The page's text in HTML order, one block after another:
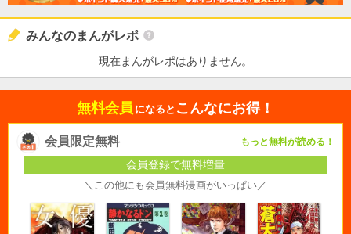
みんなのまんがレポ
現在まんがレポはありません。
無料会員 になると こんなにお得！
会員限定無料 もっと無料が読める！
会員登録で無料増量
＼この他にも会員無料漫画がいっぱい／